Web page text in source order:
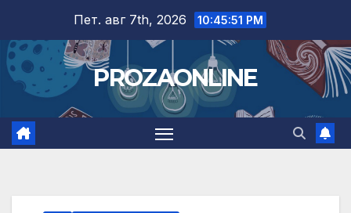
content
Пет. авг 7th, 2026 10:45:52 PM
PROZAONLINE